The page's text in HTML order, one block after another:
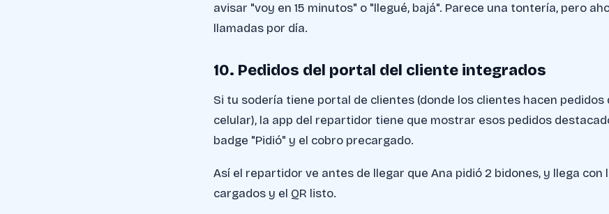
avisar "voy en 15 minutos" o "llegué, bajá". Parece una tontería, pero
llamadas por día.
10. Pedidos del portal del cliente integrados
Si tu sodería tiene portal de clientes (donde los clientes hacen pedidos
celular), la app del repartidor tiene que mostrar esos pedidos
badge "Pidió" y el cobro precargado.
Así el repartidor ve antes de llegar que Ana pidió 2 bidones, y llega con
cargados y el QR listo.